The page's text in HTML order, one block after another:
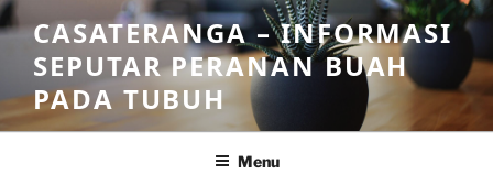
Skip
to
content
CASATERANGA – INFORMASI
SEPUTAR PERANAN BUAH
PADA TUBUH
Menu